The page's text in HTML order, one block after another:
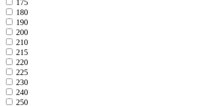
175
180
190
200
210
215
220
225
230
240
250